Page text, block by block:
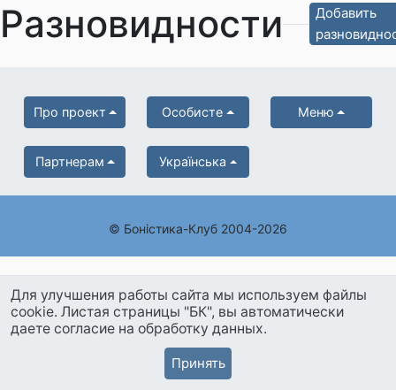
Разновидности
Добавить
Про проект Особисте Меню
Партнерам Українська
© Боністика-Клуб 2004-2026
Для улучшения работы сайта мы используем файлы
cookie. Листая страницы "БК", вы автоматически
даете согласие на обработку данных.
Принять